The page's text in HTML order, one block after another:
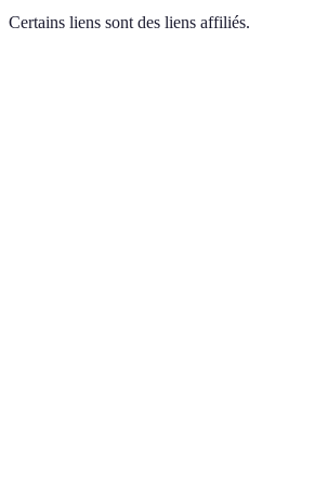
Certains liens sont des liens affiliés.